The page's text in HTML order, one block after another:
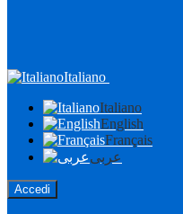
Italiano
Italiano
English
Français
عربى
Accedi